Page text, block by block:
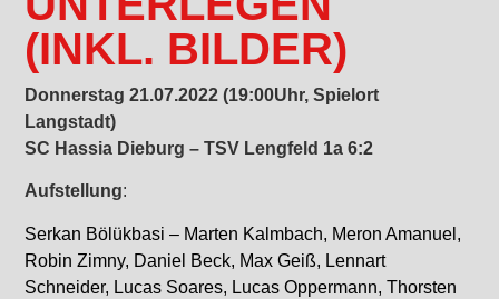
(INKL. BILDER)
Donnerstag 21.07.2022 (19:00Uhr, Spielort
Langstadt)
SC Hassia Dieburg – TSV Lengfeld 1a 6:2
Aufstellung:
Serkan Bölükbasi – Marten Kalmbach, Meron Amanuel,
Robin Zimny, Daniel Beck, Max Geiß, Lennart
Schneider, Lucas Soares, Lucas Oppermann, Thorsten